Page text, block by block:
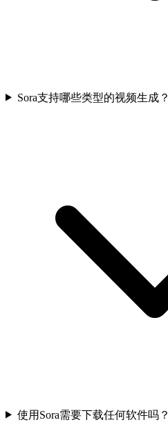
Sora支持哪些类型的视频生成？
使用Sora需要下载任何软件吗？